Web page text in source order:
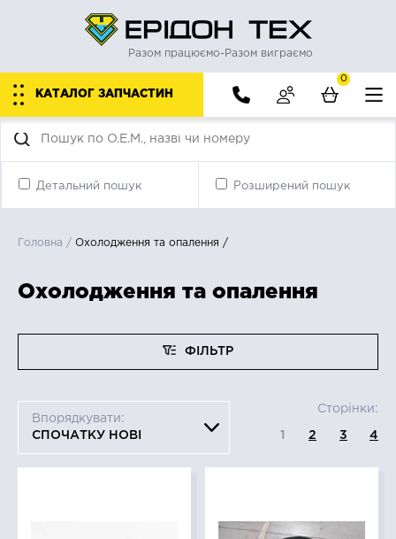
Разом працюємо-Разом виграємо
КАТАЛОГ ЗАПЧАСТИН
0
Детальний пошук Розширений пошук
Головна / Охолодження та опалення /
Охолодження та опалення
ФІЛЬТР
Впорядкувати:
СПОЧАТКУ НОВІ
Сторінки:
2 3 4